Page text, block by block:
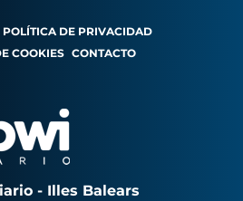
POLÍTICA DE PRIVACIDAD
COOKIES CONTACTO
- Illes Balears